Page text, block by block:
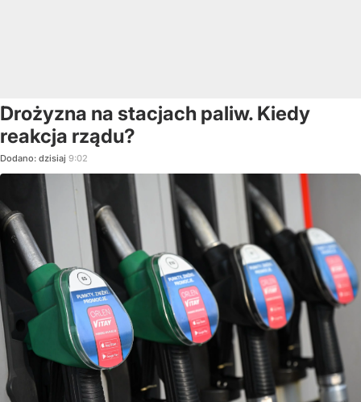
Drożyzna na stacjach paliw. Kiedy
reakcja rządu?
Dodano: dzisiaj 9:02